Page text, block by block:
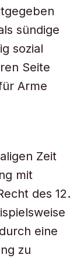
sündige
sozial
Seite
Arme
Zeit
mit
des 12.
eine
zu